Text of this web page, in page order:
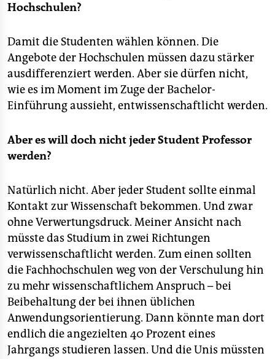
Hochschulen?
Damit die Studenten wählen können. Die
Angebote der Hochschulen müssen dazu stärker
ausdifferenziert werden. Aber sie dürfen nicht,
wie es im Moment im Zuge der Bachelor-
Einführung aussieht, entwissenschaftlicht werden.
Aber es will doch nicht jeder Student Professor
werden?
Natürlich nicht. Aber jeder Student sollte einmal
Kontakt zur Wissenschaft bekommen. Und zwar
ohne Verwertungsdruck. Meiner Ansicht nach
müsste das Studium in zwei Richtungen
verwissenschaftlicht werden. Zum einen sollten
die Fachhochschulen weg von der Verschulung hin
zu mehr wissenschaftlichem Anspruch – bei
Beibehaltung der bei ihnen üblichen
Anwendungsorientierung. Dann könnte man dort
endlich die angezielten 40 Prozent eines
Jahrgangs studieren lassen. Und die Unis müssten